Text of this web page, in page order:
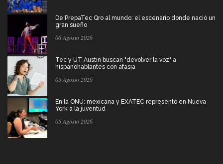
De PrepaTec Qro al mundo: el escenario donde nació un
gran sueño
06 Agosto 2026
Tec y UT Austin buscan "devolver la voz" a
hispanohablantes con afasia
05 Agosto 2026
En la ONU: mexicana y EXATEC representó en Nueva
York a la juventud
05 Agosto 2026